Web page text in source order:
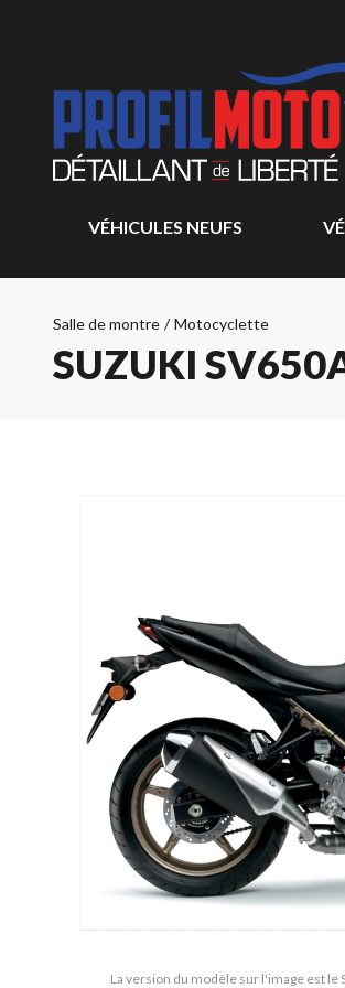
VÉHICULES NEUFS
Salle de montre / Motocyclette
SUZUKI
La version du modèle sur l'image est